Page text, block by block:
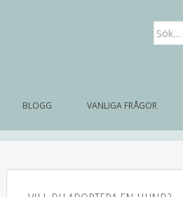
Sök
efter:
BLOGG VANLIGA FRÅGOR